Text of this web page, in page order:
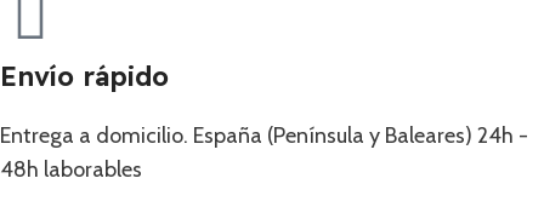
Envío rápido
Entrega a domicilio. España (Península y Baleares) 24h -
48h laborables